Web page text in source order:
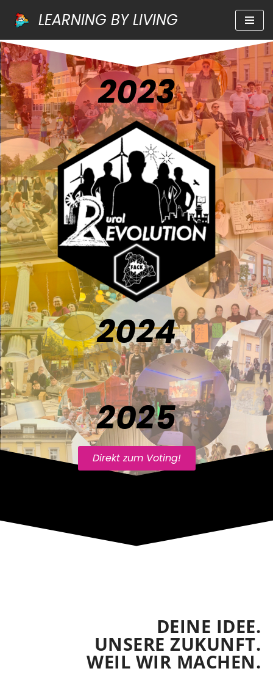
Inhalt
springen
LEARNING BY LIVING
2023
2024
2025
Direkt zum Voting!
DEINE IDEE.
UNSERE ZUKUNFT.
WEIL WIR MACHEN.